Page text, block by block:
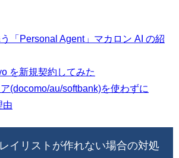
「Personal Agent」マカロン AI の紹
を新規契約してみた
(docomo/au/softbank)を使わずに
由
イリストが作れない場合の対処